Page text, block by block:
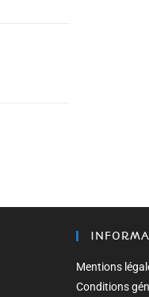
Mentions
Conditions